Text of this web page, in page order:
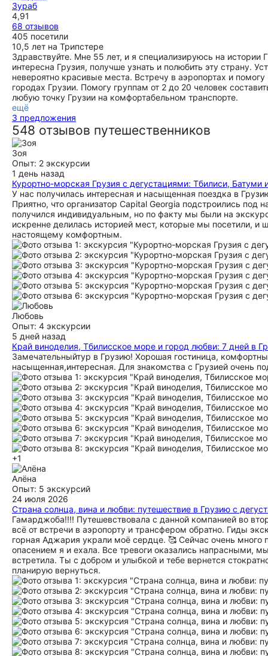
Зураб
4,91
68 отзывов
405 посетили
10,5 лет на Трипстере
Здравствуйте. Мне 55 лет, и я специализируюсь на
интересна Грузия, получше узнать и полюбить эту страну.
невероятно красивые места. Встречу в аэропортах и
городах Грузии. Помогу группам от 2 до 20 человек
любую точку Грузии на комфортабельном транспорте.
ещё
3 предложения
548 отзывов путешественников
Зоя
Опыт: 2 экскурсии
1 день назад
Курортно-морская Грузия с дегустациями: Тбилиси,
У нас получилась интересная и насыщенная поездка в
Приятно, что организатор Capital Georgia подстроились
получился индивидуальным, но по факту мы были на
искренне делилась историей мест, которые мы посетили,
настоящему комфортным.
Любовь
Опыт: 4 экскурсии
5 дней назад
Край виноделия, Тбилисское море и город любви: 7 дней в
Замечательныйтур в Грузию! Хорошая гостиница,
насыщенная,интересная. Для знакомства с Грузией очень
+1
Алёна
Опыт: 5 экскурсий
24 июля 2026
Страна солнца, вина и любви: путешествие в Грузию с
Гамарджоба!!!! Путешевствовала с данной компанией во
всё от встречи в аэропорту и трансфером обратно. Гиды
горная Аджария украли моё сердце. 🥰 Сейчас очень
опасением я и ехала. Все тревоги оказались напрасными,
встретила. Ты с добром и улыбкой и тебе вернется
планирую вернуться.